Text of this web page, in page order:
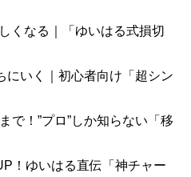
くなる｜「ゆいはる式損切
にいく｜初心者向け「超シン
で！”プロ”しか知らない「移
！ゆいはる直伝「神チャー